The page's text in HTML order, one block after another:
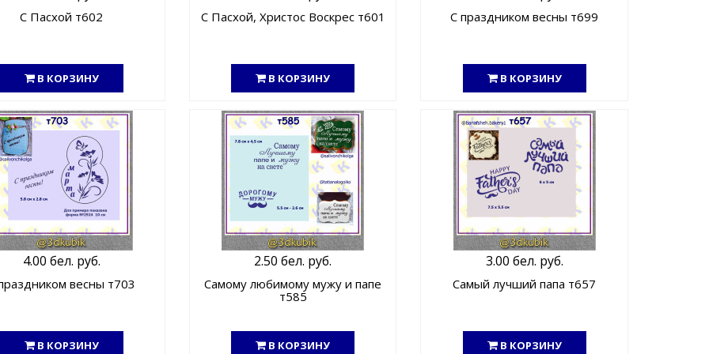
С Пасхой т602
В КОРЗИНУ
С Пасхой, Христос Воскрес т601
В КОРЗИНУ
С праздником весны т699
В КОРЗИНУ
4.00 бел. руб.
весны т703
В КОРЗИНУ
2.50 бел. руб.
Самому любимому мужу и папе
т585
В КОРЗИНУ
3.00 бел. руб.
Самый лучший папа т657
В КОРЗИНУ